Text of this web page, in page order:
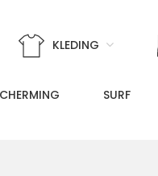
KLEDING
SURF